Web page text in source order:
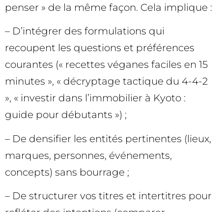
penser » de la même façon. Cela implique :
– D’intégrer des formulations qui
recoupent les questions et préférences
courantes (« recettes véganes faciles en 15
minutes », « décryptage tactique du 4-4-2
», « investir dans l’immobilier à Kyoto :
guide pour débutants ») ;
– De densifier les entités pertinentes (lieux,
marques, personnes, événements,
concepts) sans bourrage ;
– De structurer vos titres et intertitres pour